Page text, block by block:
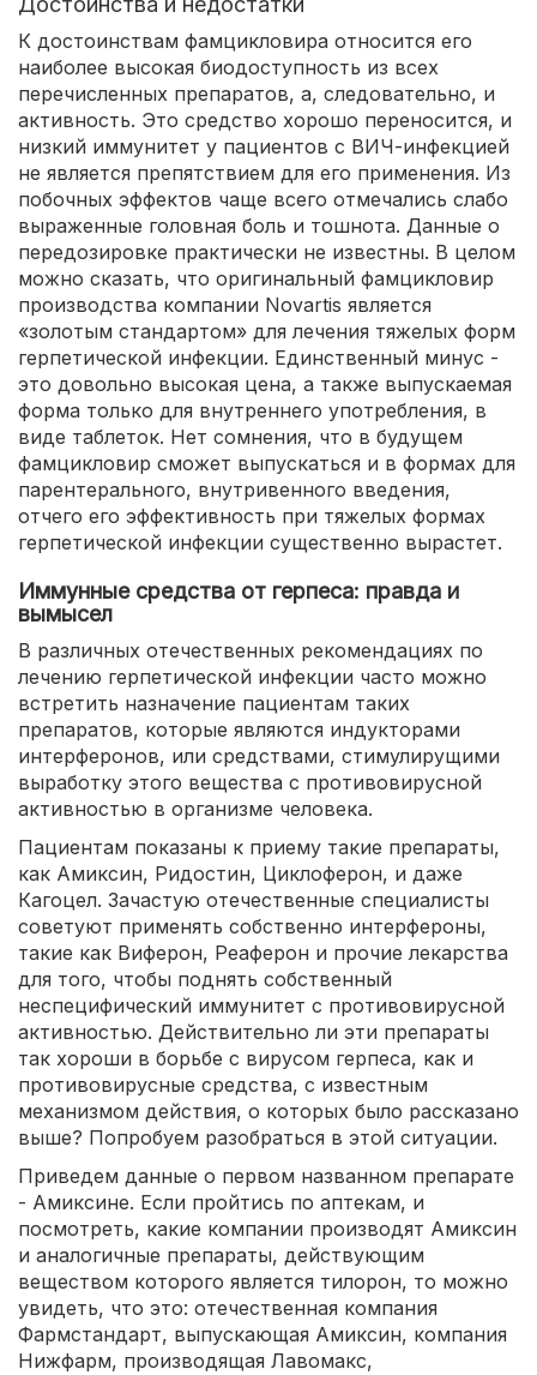
К достоинствам фамцикловира относится его
наиболее высокая биодоступность из всех
перечисленных препаратов, а, следовательно, и
активность. Это средство хорошо переносится, и
низкий иммунитет у пациентов с ВИЧ-инфекцией
не является препятствием для его применения. Из
побочных эффектов чаще всего отмечались слабо
выраженные головная боль и тошнота. Данные о
передозировке практически не известны. В целом
можно сказать, что оригинальный фамцикловир
производства компании Novartis является
«золотым стандартом» для лечения тяжелых форм
герпетической инфекции. Единственный минус -
это довольно высокая цена, а также выпускаемая
форма только для внутреннего употребления, в
виде таблеток. Нет сомнения, что в будущем
фамцикловир сможет выпускаться и в формах для
парентерального, внутривенного введения,
отчего его эффективность при тяжелых формах
герпетической инфекции существенно вырастет.
Иммунные средства от герпеса: правда и
вымысел
В различных отечественных рекомендациях по
лечению герпетической инфекции часто можно
встретить назначение пациентам таких
препаратов, которые являются индукторами
интерферонов, или средствами, стимулирущими
выработку этого вещества с противовирусной
активностью в организме человека.
Пациентам показаны к приему такие препараты,
как Амиксин, Ридостин, Циклоферон, и даже
Кагоцел. Зачастую отечественные специалисты
советуют применять собственно интерфероны,
такие как Виферон, Реаферон и прочие лекарства
для того, чтобы поднять собственный
неспецифический иммунитет с противовирусной
активностью. Действительно ли эти препараты
так хороши в борьбе с вирусом герпеса, как и
противовирусные средства, с известным
механизмом действия, о которых было рассказано
выше? Попробуем разобраться в этой ситуации.
Приведем данные о первом названном препарате
- Амиксине. Если пройтись по аптекам, и
посмотреть, какие компании производят Амиксин
и аналогичные препараты, действующим
веществом которого является тилорон, то можно
увидеть, что это: отечественная компания
Фармстандарт, выпускающая Амиксин, компания
Нижфарм, производящая Лавомакс,